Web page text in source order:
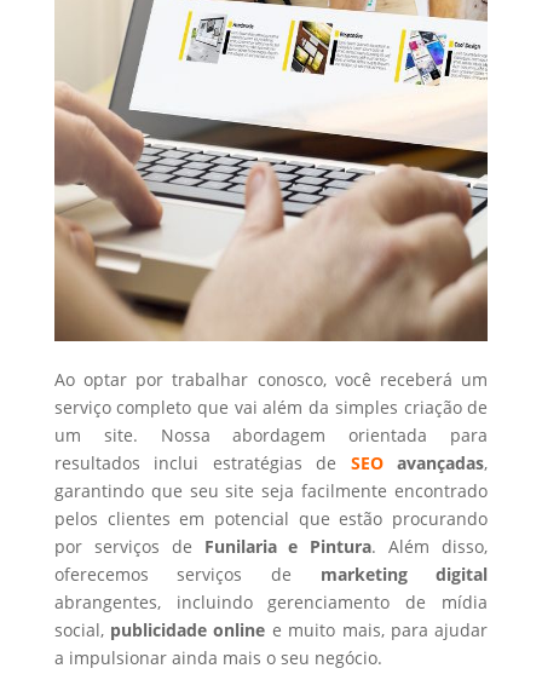
Ao optar por trabalhar conosco, você receberá um
serviço completo que vai além da simples criação de
um site. Nossa abordagem orientada para
resultados inclui estratégias de SEOavançadas,
garantindo que seu site seja facilmente encontrado
pelos clientes em potencial que estão procurando
por serviços de Funilaria e Pintura. Além disso,
oferecemos serviços de marketing digital
abrangentes, incluindo gerenciamento de mídia
social, publicidade online e muito mais, para ajudar
a impulsionar ainda mais o seu negócio.